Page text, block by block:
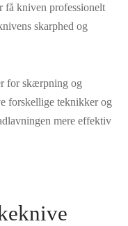
få kniven professionelt
skarphed og
for skærpning og
forskellige teknikker og
mere effektiv